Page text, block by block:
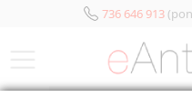
736 646 913